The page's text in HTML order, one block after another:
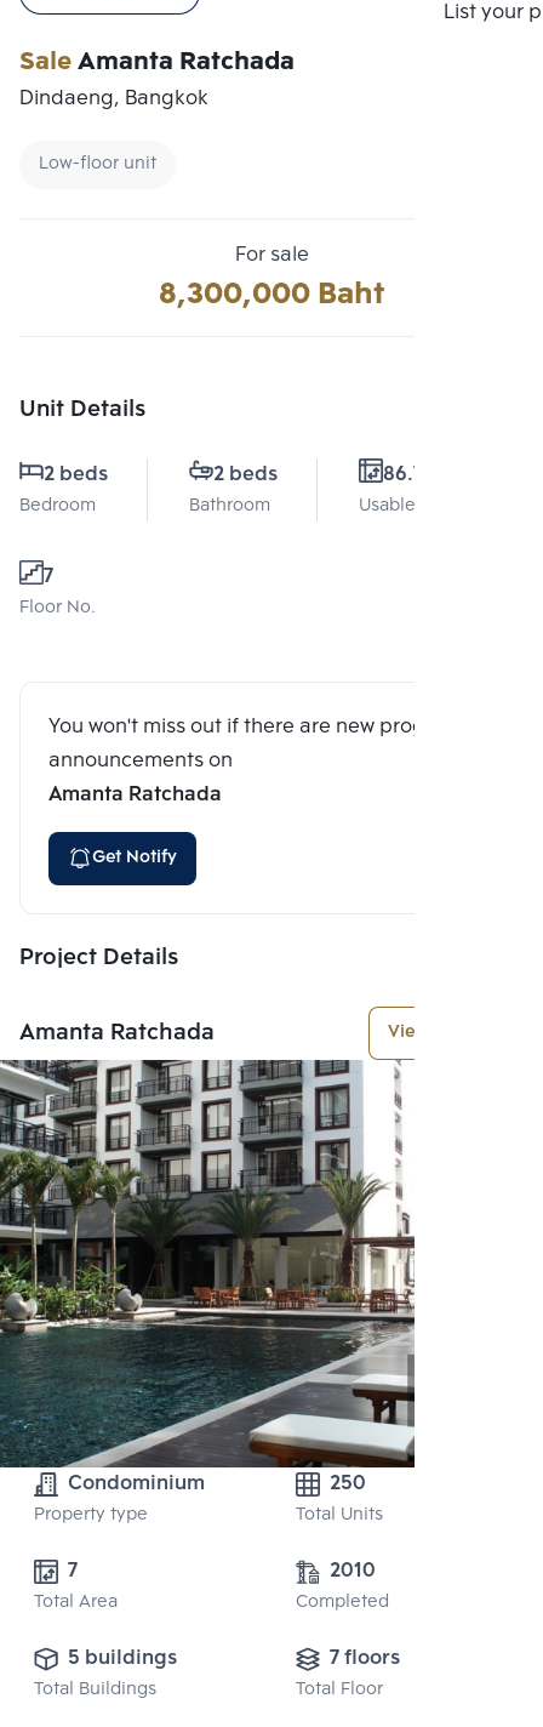
List your
SaleAmanta Ratchada
Dindaeng, Bangkok
Low-floor unit
For sale
8,300,000 Baht
Unit Details
2 beds
Bedroom
2 beds
Bathroom
86.7 Sq.m.
Usable area
7
Floor No.
You won't miss out if there are new program
announcements on
Amanta Ratchada
Get Notify
Project Details
Amanta Ratchada View More
Condominium
Property type
250
Total Units
7
Total Area
2010
Completed
5 buildings
Total Buildings
7 floors
Total Floor